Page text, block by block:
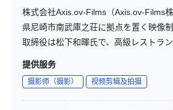
株式会社Axis.ov-Films（Axis.ov-Films
県尼崎市南武庫之荘に拠点を置く映像
取締役は松下和暉氏で、高級レストラ
経験を経てオーストラリアで映像撮影
月に法人化しました。神戸・西宮・芦
「ソリューションとしての動画作成」
提供服务
摄影师（摄影） 视频剪辑及拍摄